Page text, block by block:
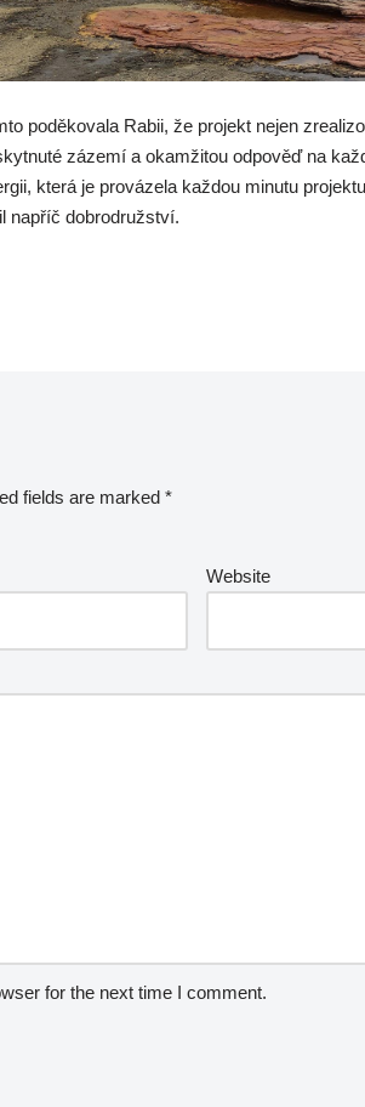
poděkovala Rabii, že projekt nejen
zázemí a okamžitou odpověď na
která je provázela každou minutu
napříč dobrodružství.
fields are marked *
Website
for the next time I comment.